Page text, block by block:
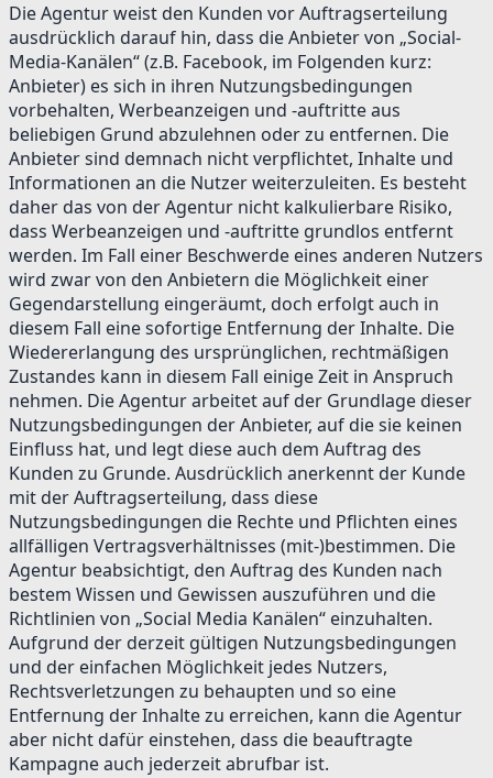
Die Agentur weist den Kunden vor Auftragserteilung
ausdrücklich darauf hin, dass die Anbieter von „Social-
Media-Kanälen“ (z.B. Facebook, im Folgenden kurz:
Anbieter) es sich in ihren Nutzungsbedingungen
vorbehalten, Werbeanzeigen und -auftritte aus
beliebigen Grund abzulehnen oder zu entfernen. Die
Anbieter sind demnach nicht verpflichtet, Inhalte und
Informationen an die Nutzer weiterzuleiten. Es besteht
daher das von der Agentur nicht kalkulierbare Risiko,
dass Werbeanzeigen und -auftritte grundlos entfernt
werden. Im Fall einer Beschwerde eines anderen Nutzers
wird zwar von den Anbietern die Möglichkeit einer
Gegendarstellung eingeräumt, doch erfolgt auch in
diesem Fall eine sofortige Entfernung der Inhalte. Die
Wiedererlangung des ursprünglichen, rechtmäßigen
Zustandes kann in diesem Fall einige Zeit in Anspruch
nehmen. Die Agentur arbeitet auf der Grundlage dieser
Nutzungsbedingungen der Anbieter, auf die sie keinen
Einfluss hat, und legt diese auch dem Auftrag des
Kunden zu Grunde. Ausdrücklich anerkennt der Kunde
mit der Auftragserteilung, dass diese
Nutzungsbedingungen die Rechte und Pflichten eines
allfälligen Vertragsverhältnisses (mit-)bestimmen. Die
Agentur beabsichtigt, den Auftrag des Kunden nach
bestem Wissen und Gewissen auszuführen und die
Richtlinien von „Social Media Kanälen“ einzuhalten.
Aufgrund der derzeit gültigen Nutzungsbedingungen
und der einfachen Möglichkeit jedes Nutzers,
Rechtsverletzungen zu behaupten und so eine
Entfernung der Inhalte zu erreichen, kann die Agentur
aber nicht dafür einstehen, dass die beauftragte
Kampagne auch jederzeit abrufbar ist.